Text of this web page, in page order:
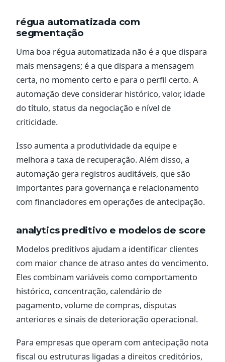
régua automatizada com
segmentação
Uma boa régua automatizada não é a que dispara
mais mensagens; é a que dispara a mensagem
certa, no momento certo e para o perfil certo. A
automação deve considerar histórico, valor, idade
do título, status da negociação e nível de
criticidade.
Isso aumenta a produtividade da equipe e
melhora a taxa de recuperação. Além disso, a
automação gera registros auditáveis, que são
importantes para governança e relacionamento
com financiadores em operações de antecipação.
analytics preditivo e modelos de score
Modelos preditivos ajudam a identificar clientes
com maior chance de atraso antes do vencimento.
Eles combinam variáveis como comportamento
histórico, concentração, calendário de
pagamento, volume de compras, disputas
anteriores e sinais de deterioração operacional.
Para empresas que operam com antecipação nota
fiscal ou estruturas ligadas a direitos creditórios,